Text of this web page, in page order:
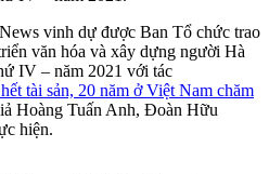
vinh dự được Ban Tổ chức trao
văn hóa và xây dựng người Hà
IV – năm 2021 với tác
tài sản, 20 năm ở Việt Nam chăm
Hoàng Tuấn Anh, Đoàn Hữu
hiện.